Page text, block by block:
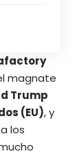
magnate
Trump
(EU), y
los